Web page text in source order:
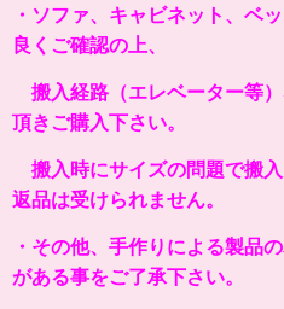
・ソファ、キャビネット、ベ
良くご確認の上、
搬入経路（エレベーター等
頂きご購入下さい。
搬入時にサイズの問題で搬
返品は受けられません。
・その他、手作りによる製品
がある事をご了承下さい。